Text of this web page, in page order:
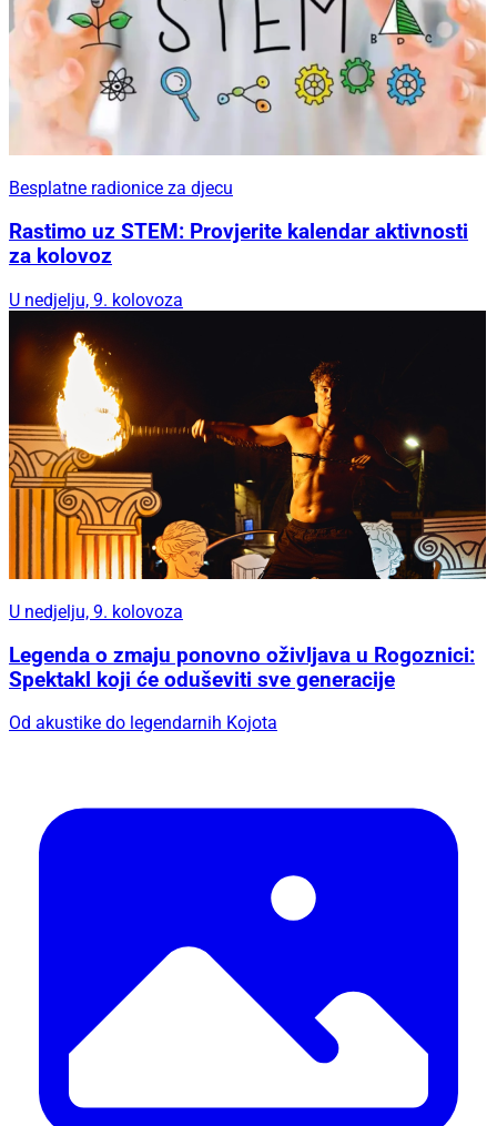
Besplatne radionice za djecu
Rastimo uz STEM: Provjerite kalendar aktivnosti
za kolovoz
U nedjelju, 9. kolovoza
U nedjelju, 9. kolovoza
Legenda o zmaju ponovno oživljava u Rogoznici:
Spektakl koji će oduševiti sve generacije
Od akustike do legendarnih Kojota